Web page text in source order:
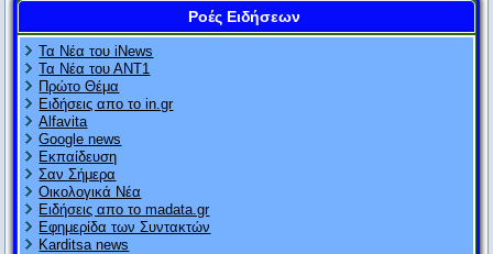
Ροές Ειδήσεων
Τα Νέα του iNews
Τα Νέα του ΑΝΤ1
Πρώτο Θέμα
Ειδήσεις απο το in.gr
Alfavita
Google news
Εκπαίδευση
Σαν Σήμερα
Οικολογικά Νέα
Ειδήσεις απο το madata.gr
Εφημερίδα των Συντακτών
Karditsa news